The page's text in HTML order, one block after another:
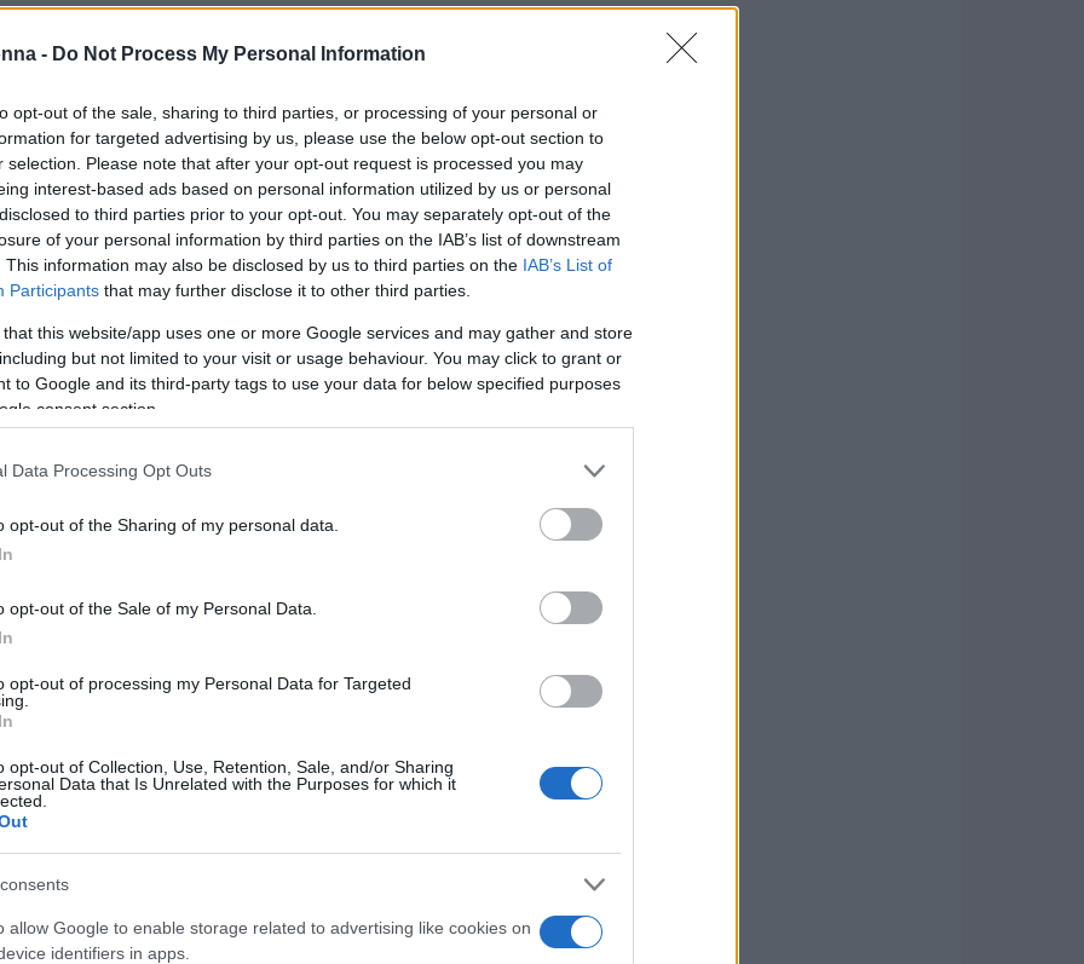
- Do Not Process My Personal Information
opt-out of the sale, sharing to third parties, or processing of your personal or
for targeted advertising by us, please use the below opt-out section to
selection. Please note that after your opt-out request is processed you may
interest-based ads based on personal information utilized by us or personal
to third parties prior to your opt-out. You may separately opt-out of the
of your personal information by third parties on the IAB’s list of downstream
This information may also be disclosed by us to third parties on the IAB’s List of
Participants that may further disclose it to other third parties.
that this website/app uses one or more Google services and may gather and store
but not limited to your visit or usage behaviour. You may click to grant or
to Google and its third-party tags to use your data for below specified purposes
consent section.
Data Processing Opt Outs
opt-out of the Sharing of my personal data.
opt-out of the Sale of my Personal Data.
opt-out of processing my Personal Data for Targeted
opt-out of Collection, Use, Retention, Sale, and/or Sharing
Data that Is Unrelated with the Purposes for which it
allow Google to enable storage related to advertising like cookies on
identifiers in apps.
rapidamente sul posto.
dell’ordine, l’incidente è avvenuto intorno alle
ha perso il controllo del veicolo durante un
42 anni, non è riuscita a evitarlo, causando
sono stati estratti dalle lamiere e
dove purtroppo sono deceduti poco dopo.
per permettere i rilievi del caso. Agenti
per chiarire le cause esatte
sono stati recuperati video di sorveglianza
dinamica.